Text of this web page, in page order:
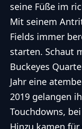
seine Füße im
Mit seinem
Fields immer
starten. Schaut
Buckeyes
Jahr eine
2019 gelangen
Touchdowns,
Hinzu kamen